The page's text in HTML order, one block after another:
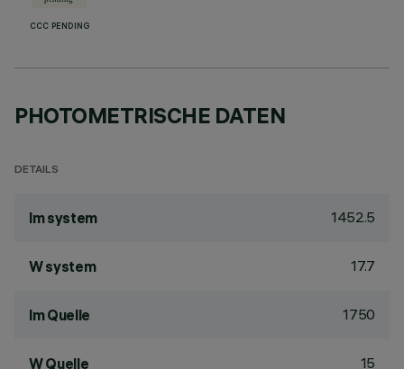
CCC PENDING
PHOTOMETRISCHE DATEN
DETAILS
lm system 1452.5
W system 17.7
lm Quelle 1750
W Quelle 15